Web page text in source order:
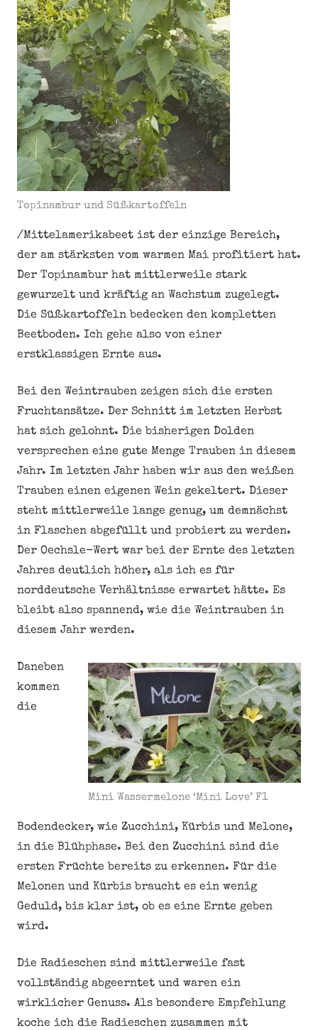
Topinambur und Süßkartoffeln
/Mittelamerikabeet ist der einzige Bereich,
der am stärksten vom warmen Mai profitiert hat.
Der Topinambur hat mittlerweile stark
gewurzelt und kräftig an Wachstum zugelegt.
Die Süßkartoffeln bedecken den kompletten
Beetboden. Ich gehe also von einer
erstklassigen Ernte aus.
Bei den Weintrauben zeigen sich die ersten
Fruchtansätze. Der Schnitt im letzten Herbst
hat sich gelohnt. Die bisherigen Dolden
versprechen eine gute Menge Trauben in diesem
Jahr. Im letzten Jahr haben wir aus den weißen
Trauben einen eigenen Wein gekeltert. Dieser
steht mittlerweile lange genug, um demnächst
in Flaschen abgefüllt und probiert zu werden.
Der Oechsle-Wert war bei der Ernte des letzten
Jahres deutlich höher, als ich es für
norddeutsche Verhältnisse erwartet hätte. Es
bleibt also spannend, wie die Weintrauben in
diesem Jahr werden.
Mini Wassermelone ‘Mini Love’ F1
Daneben
kommen
die
Bodendecker, wie Zucchini, Kürbis und Melone,
in die Blühphase. Bei den Zucchini sind die
ersten Früchte bereits zu erkennen. Für die
Melonen und Kürbis braucht es ein wenig
Geduld, bis klar ist, ob es eine Ernte geben
wird.
Die Radieschen sind mittlerweile fast
vollständig abgeerntet und waren ein
wirklicher Genuss. Als besondere Empfehlung
koche ich die Radieschen zusammen mit